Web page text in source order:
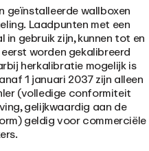
geïnstalleerde wallboxen
Laadpunten met een
gebruik zijn, kunnen tot en
worden gekalibreerd
herkalibratie mogelijk is
1 januari 2037zijn alleen
(volledige conformiteit
gelijkwaardig aan de
geldig voor commerciële